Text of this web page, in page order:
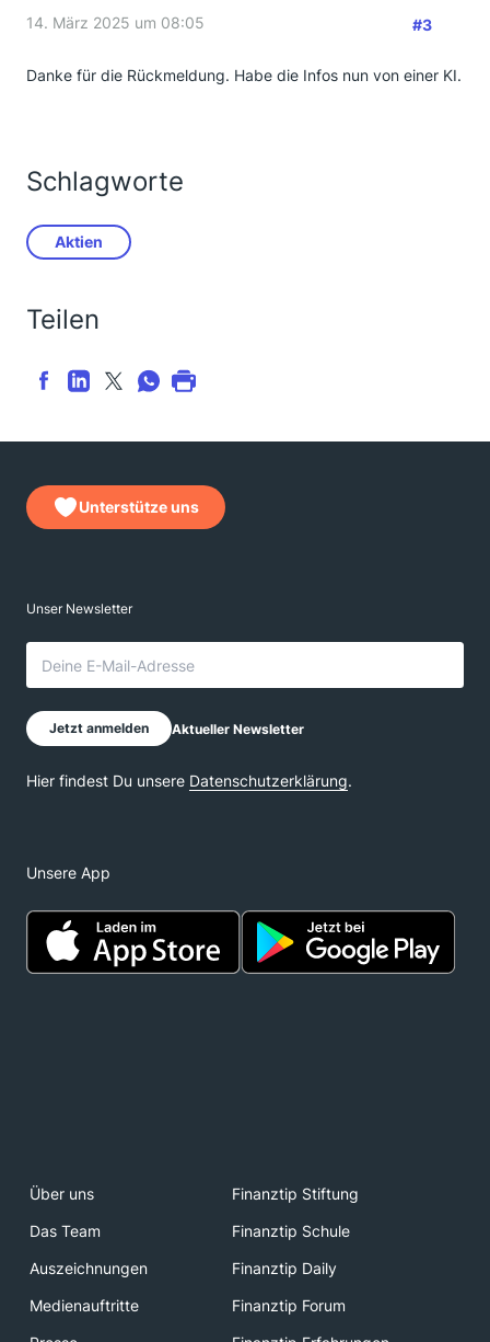
14. März 2025 um 08:05 #3
Danke für die Rückmeldung. Habe die Infos nun von einer KI.
Schlagworte
Aktien
Teilen
Unterstütze uns
Unsere App
Über uns
Finanztip Stiftung
Das Team
Finanztip Schule
Auszeichnungen
Finanztip Daily
Medienauftritte
Finanztip Forum